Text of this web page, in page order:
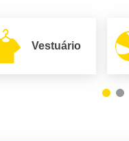
Vestuário